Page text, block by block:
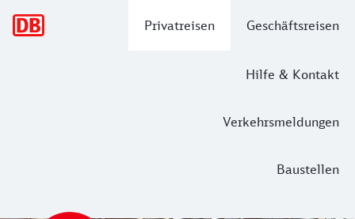
Privatreisen Geschäftsreisen
Hilfe & Kontakt
Verkehrsmeldungen
Baustellen